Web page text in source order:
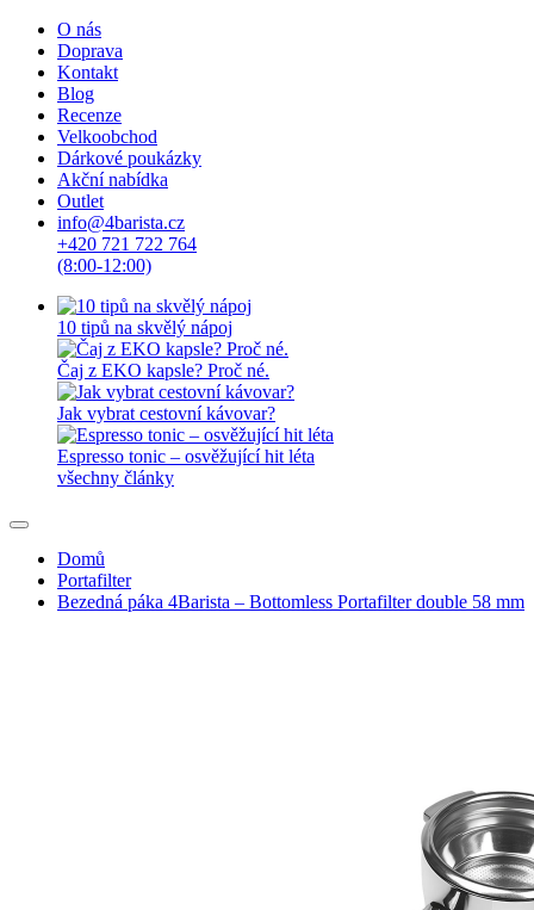
O nás
Doprava
Kontakt
Blog
Recenze
Velkoobchod
Dárkové poukázky
Akční nabídka
Outlet
info@4barista.cz
+420 721 722 764
(8:00-12:00)
10 tipů na skvělý nápoj
Čaj z EKO kapsle? Proč né.
Jak vybrat cestovní kávovar?
Espresso tonic – osvěžující hit léta
všechny články
Domů
Portafilter
Bezedná páka 4Barista – Bottomless Portafilter double 58 mm